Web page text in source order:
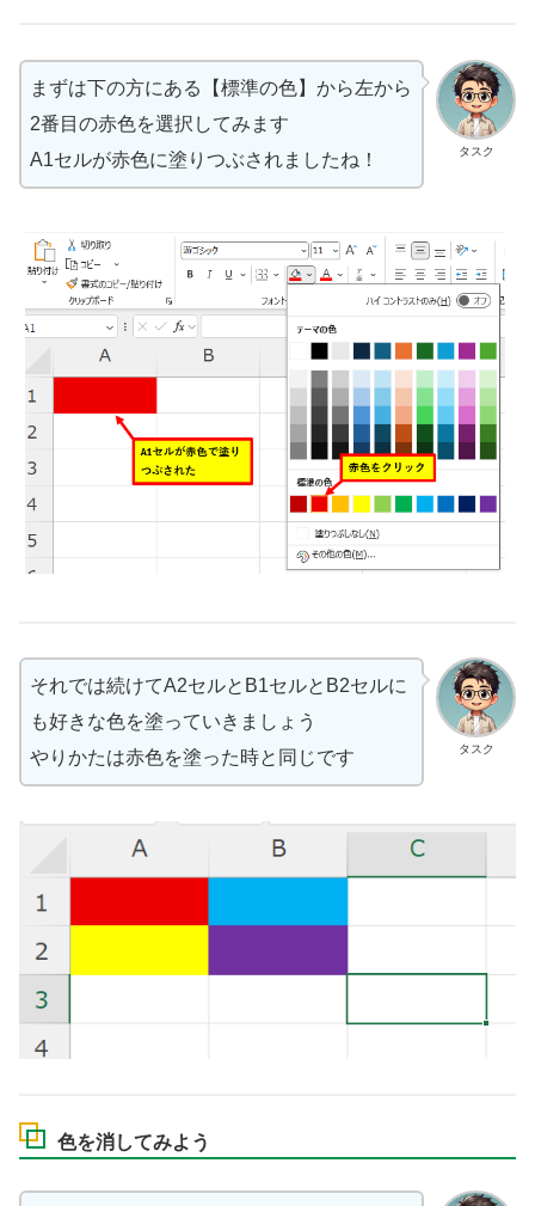
タスク
まずは下の方にある【標準の色】から左から
2番目の赤色を選択してみます
A1セルが赤色に塗りつぶされましたね！
タスク
それでは続けてA2セルとB1セルとB2セルに
も好きな色を塗っていきましょう
やりかたは赤色を塗った時と同じです
色を消してみよう